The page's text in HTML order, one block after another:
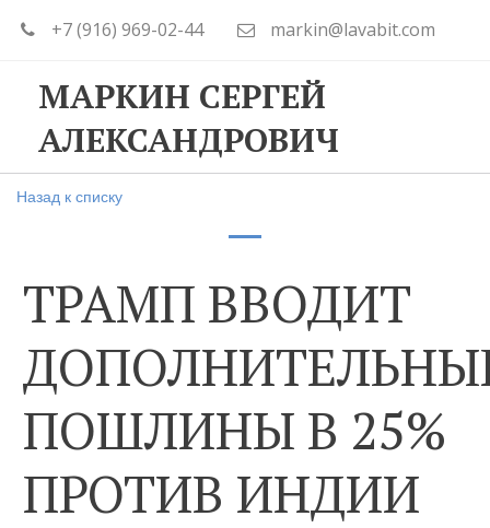
+7 (916) 969-02-44 markin@lavabit.com
МАРКИН СЕРГЕЙ
АЛЕКСАНДРОВИЧ
Назад к списку
ТРАМП ВВОДИТ
ПОШЛИНЫ В 25%
ПРОТИВ ИНДИИ